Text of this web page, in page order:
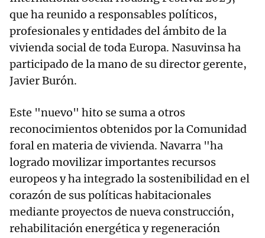
que ha reunido a responsables políticos,
profesionales y entidades del ámbito de la
vivienda social de toda Europa. Nasuvinsa ha
participado de la mano de su director gerente,
Javier Burón.
Este "nuevo" hito se suma a otros
reconocimientos obtenidos por la Comunidad
foral en materia de vivienda. Navarra "ha
logrado movilizar importantes recursos
europeos y ha integrado la sostenibilidad en el
corazón de sus políticas habitacionales
mediante proyectos de nueva construcción,
rehabilitación energética y regeneración